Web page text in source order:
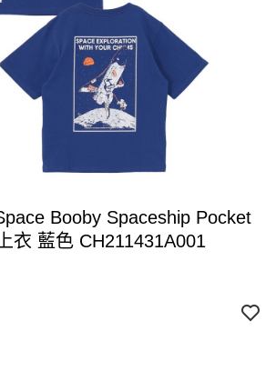
Booby Spaceship Pocket
衣 藍色 CH211431A001